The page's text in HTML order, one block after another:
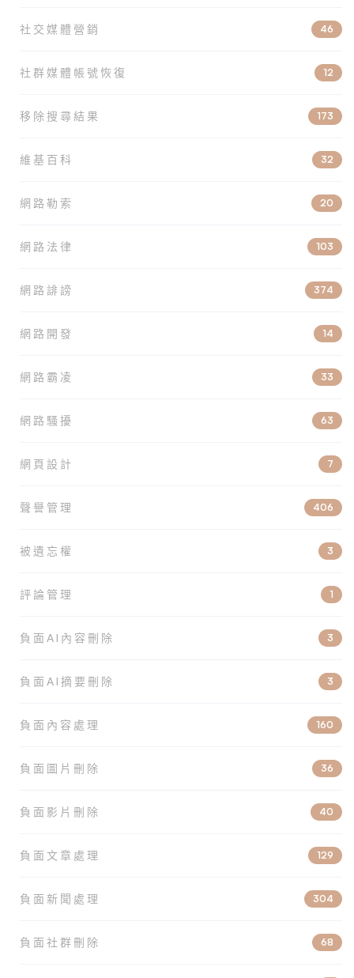
社交媒體營銷 46
社群媒體帳號恢復 12
移除搜尋結果 173
維基百科 32
網路勒索 20
網路法律 103
網路誹謗 374
網路開發 14
網路霸凌 33
網路騷擾 63
網頁設計 7
聲譽管理 406
被遺忘權 3
評論管理 1
負面AI內容刪除 3
負面AI摘要刪除 3
負面內容處理 160
負面圖片刪除 36
負面影片刪除 40
負面文章處理 129
負面新聞處理 304
負面社群刪除 68